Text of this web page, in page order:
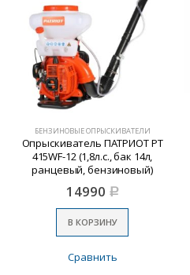
БЕНЗИНОВЫЕ ОПРЫСКИВАТЕЛИ
Опрыскиватель ПАТРИОТ PT
415WF-12 (1,8л.с., бак 14л,
ранцевый, бензиновый)
14990 Р
В КОРЗИНУ
Сравнить